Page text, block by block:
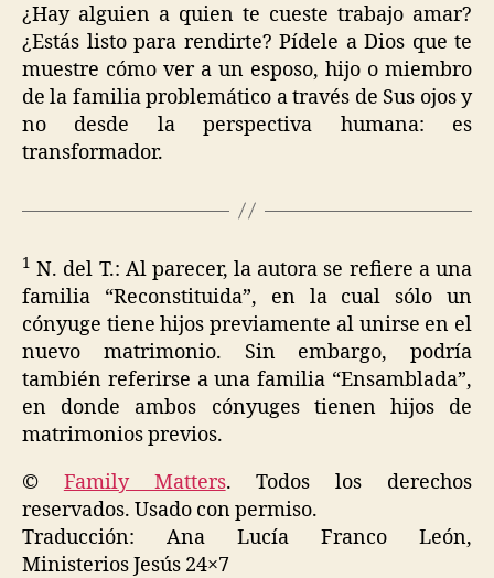
¿Hay alguien a quien te cueste trabajo amar?
¿Estás listo para rendirte? Pídele a Dios que te
muestre cómo ver a un esposo, hijo o miembro
de la familia problemático a través de Sus ojos y
no desde la perspectiva humana: es
transformador.
1 N. del T.: Al parecer, la autora se refiere a una
familia “Reconstituida”, en la cual sólo un
cónyuge tiene hijos previamente al unirse en el
nuevo matrimonio. Sin embargo, podría
también referirse a una familia “Ensamblada”,
en donde ambos cónyuges tienen hijos de
matrimonios previos.
© Family Matters. Todos los derechos
reservados. Usado con permiso.
Traducción: Ana Lucía Franco León,
Ministerios Jesús 24×7